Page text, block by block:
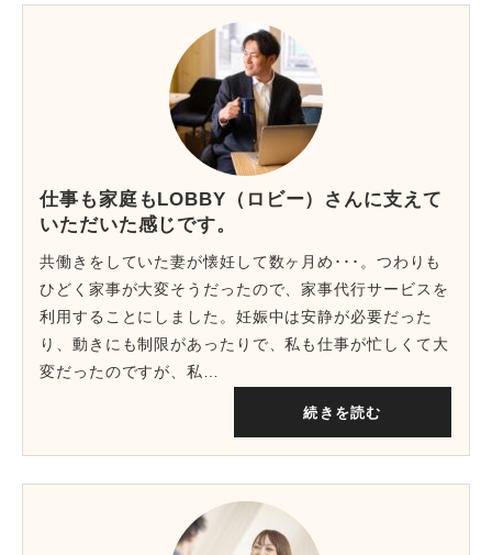
仕事も家庭もLOBBY（ロビー）さんに支えて
いただいた感じです。
共働きをしていた妻が懐妊して数ヶ月め･･･。つわりも
ひどく家事が大変そうだったので、家事代行サービスを
利用することにしました。妊娠中は安静が必要だった
り、動きにも制限があったりで、私も仕事が忙しくて大
変だったのですが、私…
続きを読む